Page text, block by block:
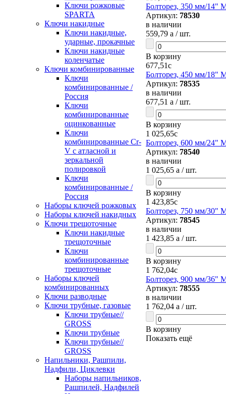
Ключи рожковые
SPARTA
Ключи накидные
Ключи накидные,
ударные, прокачные
Ключи накидные
коленчатые
Ключи комбинированные
Ключи
комбинированные /
Россия
Ключи
комбинированные
оцинкованные
Ключи
комбинированные Cr-
V с атласной и
зеркальной
полировкой
Ключи
комбинированные /
Россия
Наборы ключей рожковых
Наборы ключей накидных
Ключи трещоточные
Ключи накидные
трещоточные
Ключи
комбинированные
трещоточные
Наборы ключей
комбинированных
Ключи разводные
Ключи трубные, газовые
Ключи трубные//
GROSS
Ключи трубные
Ключи трубные//
GROSS
Напильники, Рашпили,
Надфили, Циклевки
Наборы напильников,
Рашпилей, Надфилей
Болторез, 350 мм/14"
Артикул: 78530
в наличии
559,79 a / шт.
В корзину
677,51c
Болторез, 450 мм/18"
Артикул: 78535
в наличии
677,51 a / шт.
В корзину
1 025,65c
Болторез, 600 мм/24"
Артикул: 78540
в наличии
1 025,65 a / шт.
В корзину
1 423,85c
Болторез, 750 мм/30"
Артикул: 78545
в наличии
1 423,85 a / шт.
В корзину
1 762,04c
Болторез, 900 мм/36"
Артикул: 78555
в наличии
1 762,04 a / шт.
В корзину
Показать ещё